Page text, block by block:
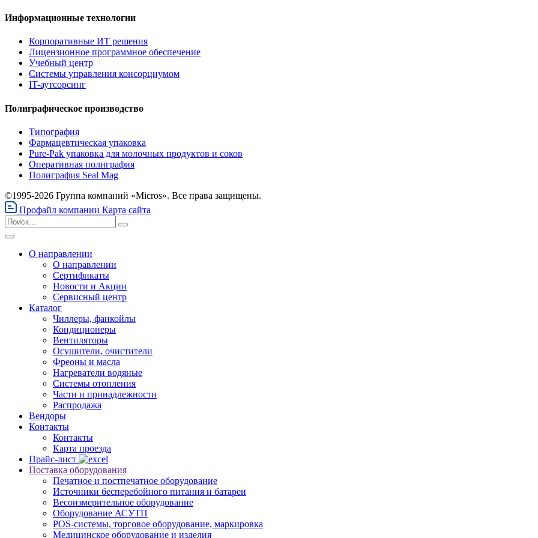
Информационные технологии
Корпоративные ИТ решения
Лицензионное программное обеспечение
Учебный центр
Системы управления консорциумом
IT-аутсорсинг
Полиграфическое производство
Типография
Фармацевтическая упаковка
Pure-Pak упаковка для молочных продуктов и соков
Оперативная полиграфия
Полиграфия Seal Mag
©1995-2026 Группа компаний «Micros». Все права защищены.
Профайл компании Карта сайта
О направлении
О направлении
Сертификаты
Новости и Акции
Сервисный центр
Каталог
Чиллеры, фанкойлы
Кондиционеры
Вентиляторы
Осушители, очистители
Фреоны и масла
Нагреватели водяные
Системы отопления
Части и принадлежности
Раcпродажа
Вендоры
Контакты
Контакты
Карта проезда
Прайс-лист
Поставка оборудования
Печатное и постпечатное оборудование
Источники бесперебойного питания и батареи
Весоизмерительное оборудование
Оборудование АСУТП
POS-системы, торговое оборудование, маркировка
Медицинское оборудование и изделия